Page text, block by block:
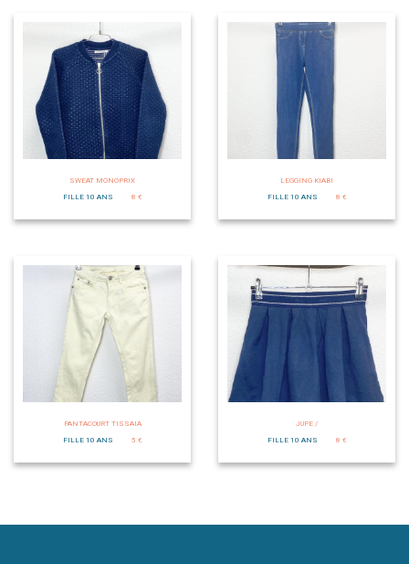
SWEAT MONOPRIX
FILLE 10 ANS
8 €
LEGGING KIABI
FILLE 10 ANS
8 €
PANTACOURT TISSAIA
FILLE 10 ANS
5 €
JUPE /
FILLE 10 ANS
8 €